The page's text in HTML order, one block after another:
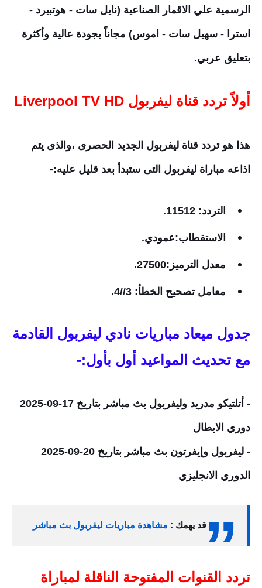
الرسمية علي الاقمار الصناعية (نايل سات - هوتبيرد -
استرا - سهيل سات - اموس) مجاناً بجودة عالية وأكثرة
بتعليق عربي.
أولاً تردد قناة ليفربول Liverpool TV HD
هذا هو تردد قناة ليفربول الجديد الحصرى ،والذى يتم
اذاعه مباراة ليفربول التى ستبدأ بعد قليل عليه:-
التردد: 11512.
الاستقطاب:عمودي.
معدل الترميز:27500.
معامل تصحيح الخطأ: 3//4.
جدول ميعاد مباريات نادي ليفربول القادمة
مع تحديث المواعيد أول بأول:-
- أتلتيكو مدريد وليفربول بث مباشر بتاريخ 17-09-2025
دوري الابطال
- ليفربول وإيفرتون بث مباشر بتاريخ 20-09-2025
الدوري الانجليزي
قد يهمك : مشاهدة مباريات ليفربول بث مباشر
تردد القنوات المفتوحة الناقلة لمباراة